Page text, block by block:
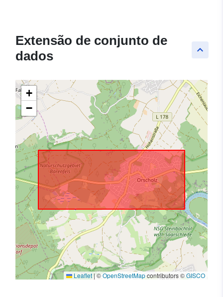
keyboard_arrow_up
Extensão de conjunto de
dados
+
−
Leaflet|©OpenStreetMapcontributors ©GISCO